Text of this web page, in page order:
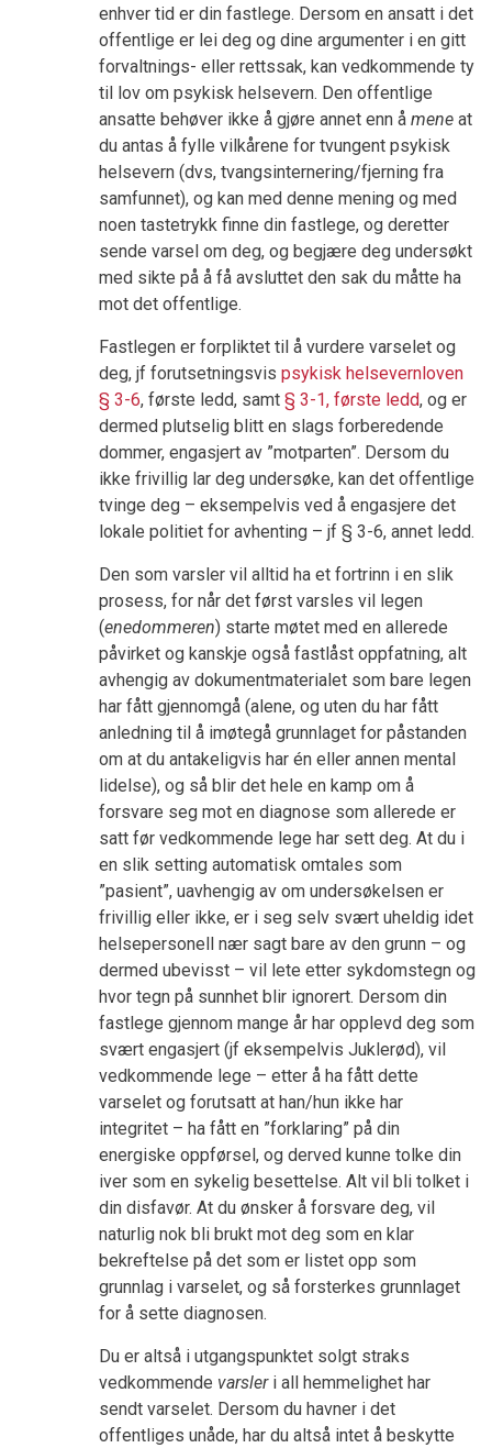
enhver tid er din fastlege. Dersom en ansatt i det
offentlige er lei deg og dine argumenter i en gitt
forvaltnings- eller rettssak, kan vedkommende ty
til lov om psykisk helsevern. Den offentlige
ansatte behøver ikke å gjøre annet enn å mene at
du antas å fylle vilkårene for tvungent psykisk
helsevern (dvs, tvangsinternering/fjerning fra
samfunnet), og kan med denne mening og med
noen tastetrykk finne din fastlege, og deretter
sende varsel om deg, og begjære deg undersøkt
med sikte på å få avsluttet den sak du måtte ha
mot det offentlige.
Fastlegen er forpliktet til å vurdere varselet og
deg, jf forutsetningsvis psykisk helsevernloven
§ 3-6, første ledd, samt § 3-1, første ledd, og er
dermed plutselig blitt en slags forberedende
dommer, engasjert av ”motparten”. Dersom du
ikke frivillig lar deg undersøke, kan det offentlige
tvinge deg – eksempelvis ved å engasjere det
lokale politiet for avhenting – jf § 3-6, annet ledd.
Den som varsler vil alltid ha et fortrinn i en slik
prosess, for når det først varsles vil legen
(enedommeren) starte møtet med en allerede
påvirket og kanskje også fastlåst oppfatning, alt
avhengig av dokumentmaterialet som bare legen
har fått gjennomgå (alene, og uten du har fått
anledning til å imøtegå grunnlaget for påstanden
om at du antakeligvis har én eller annen mental
lidelse), og så blir det hele en kamp om å
forsvare seg mot en diagnose som allerede er
satt før vedkommende lege har sett deg. At du i
en slik setting automatisk omtales som
”pasient”, uavhengig av om undersøkelsen er
frivillig eller ikke, er i seg selv svært uheldig idet
helsepersonell nær sagt bare av den grunn – og
dermed ubevisst – vil lete etter sykdomstegn og
hvor tegn på sunnhet blir ignorert. Dersom din
fastlege gjennom mange år har opplevd deg som
svært engasjert (jf eksempelvis Juklerød), vil
vedkommende lege – etter å ha fått dette
varselet og forutsatt at han/hun ikke har
integritet – ha fått en ”forklaring” på din
energiske oppførsel, og derved kunne tolke din
iver som en sykelig besettelse. Alt vil bli tolket i
din disfavør. At du ønsker å forsvare deg, vil
naturlig nok bli brukt mot deg som en klar
bekreftelse på det som er listet opp som
grunnlag i varselet, og så forsterkes grunnlaget
for å sette diagnosen.
Du er altså i utgangspunktet solgt straks
vedkommende varsleri all hemmelighet har
sendt varselet. Dersom du havner i det
offentliges unåde, har du altså intet å beskytte